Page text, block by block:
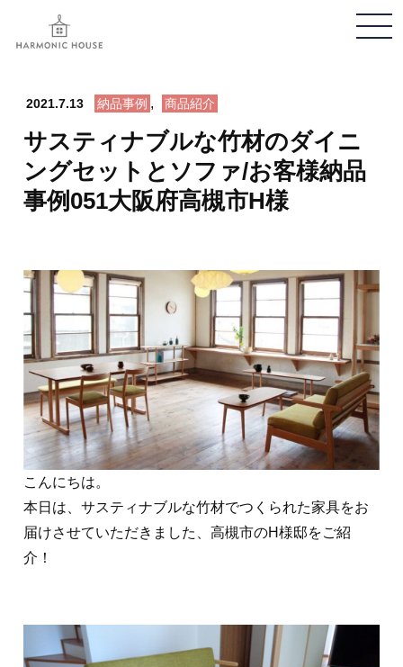
メ
2021.7.13 納品事例 , 商品紹介
サスティナブルな竹材のダイニ
ングセットとソファ/お客様納品
事例051大阪府高槻市H様
こんにちは。
本日は、サスティナブルな竹材でつくられた家具をお
届けさせていただきました、高槻市のH様邸をご紹
介！